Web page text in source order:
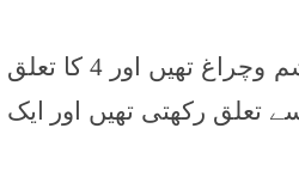
ان میں سے 6تو قبیلۂ قریش کے اونچے گھرانوں کی چشم وچراغ تھیں اور 4 کا تعلق
تعلق رکھتی تھیں اور ایک